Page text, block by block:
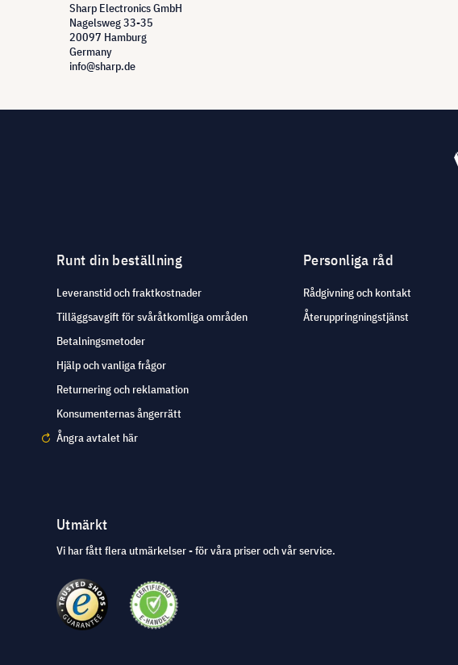
Sharp Electronics GmbH
Nagelsweg 33-35
20097 Hamburg
Germany
info@sharp.de
Runt din beställning
Leveranstid och fraktkostnader
Tilläggsavgift för svåråtkomliga områden
Betalningsmetoder
Hjälp och vanliga frågor
Returnering och reklamation
Konsumenternas ångerrätt
Ångra avtalet här
Personliga råd
Rådgivning och kontakt
Återuppringningstjänst
Utmärkt
Vi har fått flera utmärkelser - för våra priser och vår service.